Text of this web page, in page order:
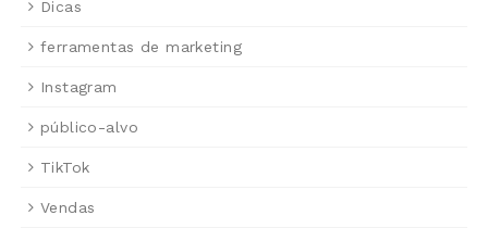
Dicas
ferramentas de marketing
Instagram
público-alvo
TikTok
Vendas